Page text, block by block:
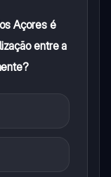
Açores é
entre a